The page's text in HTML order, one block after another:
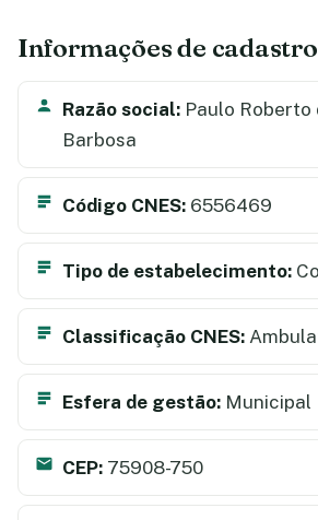
Informações de cadastro
Razão social: Paulo Roberto
Barbosa
Código CNES: 6556469
Tipo de estabelecimento:
Classificação CNES:
Esfera de gestão: Municipal
CEP: 75908-750